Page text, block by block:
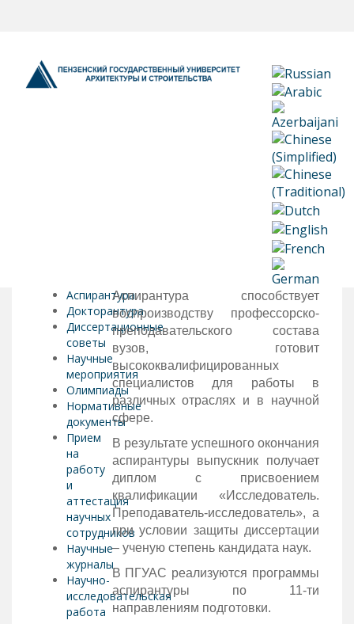
Аспирантура
Докторантура
Диссертационные
советы
Научные
мероприятия
Олимпиады
Нормативные
документы
Прием
на
работу
и
аттестация
научных
сотрудников
Научные
журналы
Научно-
исследовательская
работа
Аспирантура способствует
воспроизводству профессорско-
преподавательского состава
вузов, готовит
высококвалифицированных
специалистов для работы в
различных отраслях и в научной
сфере.
В результате успешного окончания
аспирантуры выпускник получает
диплом с присвоением
квалификации «Исследователь.
Преподаватель-исследователь», а
при условии защиты диссертации
– ученую степень кандидата наук.
В ПГУАС реализуются программы
аспирантуры по 11-ти
направлениям подготовки.